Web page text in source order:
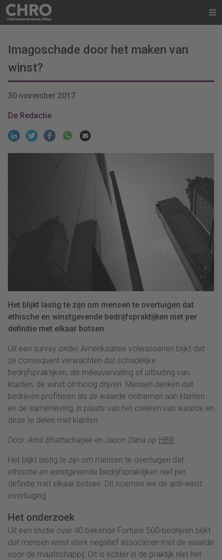
Imagoschade door het maken van
winst?
30 november 2017
De Redactie
Het blijkt lastig te zijn om mensen te overtuigen dat
ethische en winstgevende bedrijfspraktijken niet per
definitie met elkaar botsen.
Uit een survey onder Amerikaanse volwassenen blijkt dat
ze consequent verwachten dat schadelijke
bedrijfspraktijken, als milieuvervuiling of uitbuiting van
klanten, de winst omhoog drijven. Mensen denken dat
bedrijven profiteren als ze waarde ontnemen aan klanten
en de samenleving, in plaats van het creëren van waarde en
deze te delen met klanten.
Door: Amit Bhattacharjee en Jason Dana op HBR
Het blijkt lastig te zijn om mensen te overtuigen dat
ethische en winstgevende bedrijfspraktijken niet per
definitie met elkaar botsen. Dit noemen we de anti-winst
overtuiging.
Het onderzoek
Uit een studie over 40 bekende Fortune 500-bedrijven blijkt
dat mensen winst sterk negatief associëren met de waarde
voor de maatschappij. Dit is echter in de praktijk niet het